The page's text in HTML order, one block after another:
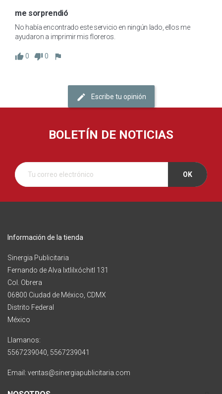
me sorprendió
No había encontrado este servicio en ningún lado, ellos me
ayudaron a imprimir mis floreros.
0 0
Escribe tu opinión
BOLETÍN DE NOTICIAS
Información de la tienda
Sinergia Publicitaria
Fernando de Alva Ixtlilxóchitl 131
Col. Obrera
06800 Ciudad de México, CDMX
Distrito Federal
México
Llamanos:
5567239040, 5567239041
Email: ventas@sinergiapublicitaria.com